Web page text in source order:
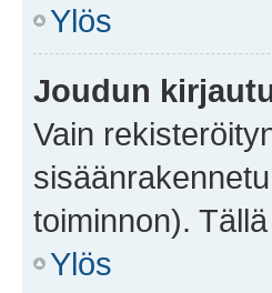
Ylös
Joudun
Vain
toiminnon).
Ylös